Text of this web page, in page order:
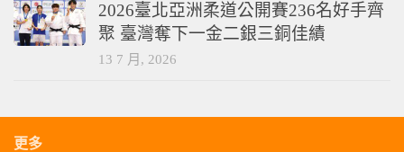
2026臺北亞洲柔道公開賽236名好手齊
聚 臺灣奪下一金二銀三銅佳績
13 7 月, 2026
更多